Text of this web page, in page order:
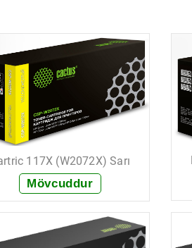
117X (W2072X) Sarı
Mövcuddur